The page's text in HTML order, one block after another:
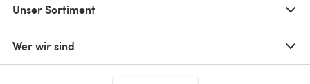
Unser Sortiment
Wer wir sind